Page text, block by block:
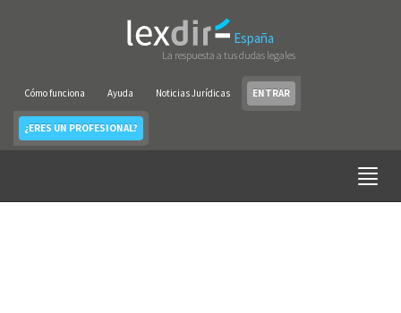
España
La respuesta a tus dudas legales
Cómo funciona Ayuda Noticias Jurídicas ENTRAR
¿ERES UN PROFESIONAL?